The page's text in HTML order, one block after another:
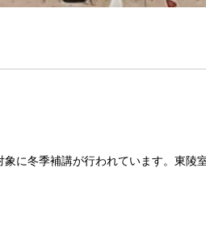
に冬季補講が行われています。東陵